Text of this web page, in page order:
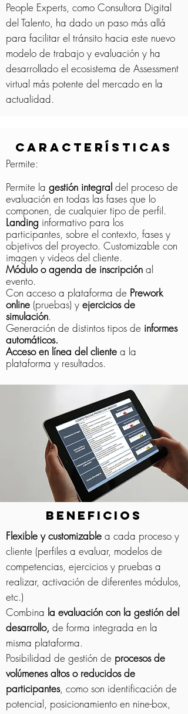
People Experts, como Consultora Digital
del Talento, ha dado un paso más allá
para facilitar el tránsito hacia este nuevo
modelo de trabajo y evaluación y ha
desarrollado el ecosistema de Assessment
virtual más potente del mercado en la
actualidad.
CARACTERÍSTICAS
Permite:
Permite la gestión integral del proceso de
evaluación en todas las fases que lo
componen, de cualquier tipo de perfil.
Landing informativo para los
participantes, sobre el contexto, fases y
objetivos del proyecto. Customizable con
imagen y videos del cliente.
Módulo o agenda de inscripción al
evento.
Con acceso a plataforma de Prework
online (pruebas) y ejercicios de
simulación.
Generación de distintos tipos de informes
automáticos.
Acceso en línea del cliente a la
plataforma y resultados.
BENEFICIOS
Flexible y customizable a cada proceso y
cliente (perfiles a evaluar, modelos de
competencias, ejercicios y pruebas a
realizar, activación de diferentes módulos,
etc.)
Combina la evaluación con la gestión del
desarrollo, de forma integrada en la
misma plataforma.
Posibilidad de gestión de procesos de
volúmenes altos o reducidos de
participantes, como son identificación de
potencial, posicionamiento en nine-box,